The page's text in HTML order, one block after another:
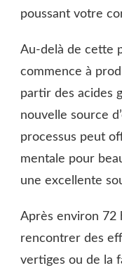
poussant votre
Au-delà de cette
commence à
partir des acides
nouvelle source
processus peut
mentale pour
une excellente
Après environ 72
rencontrer des
vertiges ou de la